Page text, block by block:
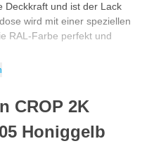
Deckkraft und ist der Lack
wird mit einer speziellen
RAL-Farbe perfekt und
mit Härter
Lack nach RAL-Nummer
Härter wird der 2-
chemikalien- und
CROP 2K
Honiggelb